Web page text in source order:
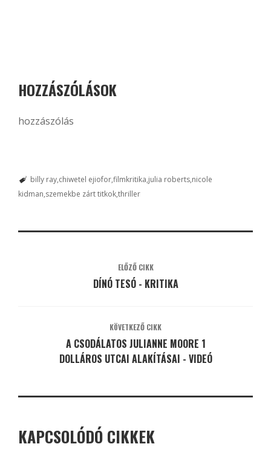
HOZZÁSZÓLÁSOK
hozzászólás
billy ray chiwetel ejioforfilmkritika julia roberts nicole
kidman szemekbe zárt titkokthriller
ELŐZŐ CIKK
DÍNÓ TESÓ - KRITIKA
KÖVETKEZŐ CIKK
A CSODÁLATOS JULIANNE MOORE 1
DOLLÁROS UTCAI ALAKÍTÁSAI - VIDEÓ
KAPCSOLÓDÓ CIKKEK